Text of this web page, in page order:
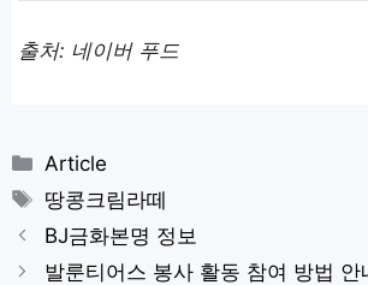
출처: 네이버 푸드
카
테
리
Article
태
그
땅콩크림라떼
BJ금화본명 정보
발룬티어스 봉사 활동 참여 방법 안